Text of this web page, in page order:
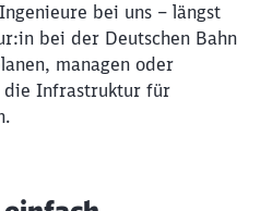
bei uns – längst
bei der Deutschen Bahn
managen oder
die Infrastruktur für